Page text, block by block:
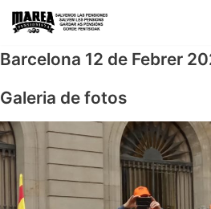
Skip
content
Barcelona 12 de Febrer
Galeria de fotos